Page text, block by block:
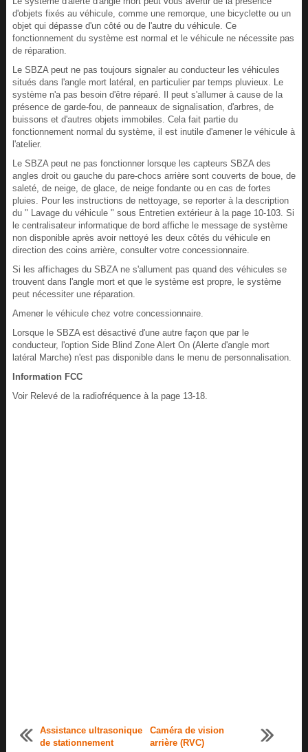
d'objets fixés au véhicule, comme une remorque, une bicyclette ou un
objet qui dépasse d'un côté ou de l'autre du véhicule. Ce
fonctionnement du système est normal et le véhicule ne nécessite pas
de réparation.
Le SBZA peut ne pas toujours signaler au conducteur les véhicules
situés dans l'angle mort latéral, en particulier par temps pluvieux. Le
système n'a pas besoin d'être réparé. Il peut s'allumer à cause de la
présence de garde-fou, de panneaux de signalisation, d'arbres, de
buissons et d'autres objets immobiles. Cela fait partie du
fonctionnement normal du système, il est inutile d'amener le véhicule à
l'atelier.
Le SBZA peut ne pas fonctionner lorsque les capteurs SBZA des
angles droit ou gauche du pare-chocs arrière sont couverts de boue, de
saleté, de neige, de glace, de neige fondante ou en cas de fortes
pluies. Pour les instructions de nettoyage, se reporter à la description
du " Lavage du véhicule " sous Entretien extérieur à la page 10-103. Si
le centralisateur informatique de bord affiche le message de système
non disponible après avoir nettoyé les deux côtés du véhicule en
direction des coins arrière, consulter votre concessionnaire.
Si les affichages du SBZA ne s'allument pas quand des véhicules se
trouvent dans l'angle mort et que le système est propre, le système
peut nécessiter une réparation.
Amener le véhicule chez votre concessionnaire.
Lorsque le SBZA est désactivé d'une autre façon que par le
conducteur, l'option Side Blind Zone Alert On (Alerte d'angle mort
latéral Marche) n'est pas disponible dans le menu de personnalisation.
Information FCC
Voir Relevé de la radiofréquence à la page 13-18.
Assistance ultrasonique
de stationnement
Caméra de vision
arrière (RVC)